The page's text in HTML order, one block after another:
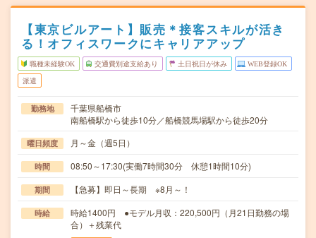
【東京ビルアート】販売＊接客スキルが活き
る！オフィスワークにキャリアアップ
職種未経験OK 交通費別途支給あり 土日祝日が休み WEB登録OK
派遣
勤務地
千葉県船橋市
南船橋駅から徒歩10分／船橋競馬場駅から徒歩20分
曜日頻度 月～金（週5日）
時間 08:50～17:30(実働7時間30分 休憩1時間10分)
期間 【急募】即日～長期 ※8月～！
時給
時給1400円 ●モデル月収：220,500円（月21日勤務の場
合）＋残業代